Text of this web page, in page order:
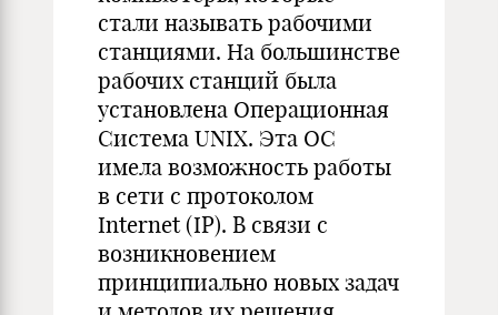
стали называть рабочими
станциями. На большинстве
рабочих станций была
установлена Операционная
Система UNIX. Эта ОС
имела возможность работы
в сети с протоколом
Internet (IP). В связи с
возникновением
принципиально новых задач